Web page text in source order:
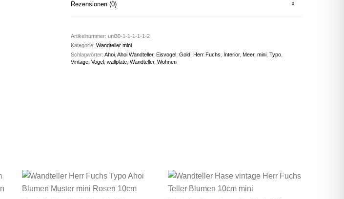
Rezensionen (0)
Artikelnummer: uni30-1-1-1-1-1-2
Kategorie: Wandteller mini
Schlagwörter: Ahoi, Ahoi Wandteller, Eisvogel, Gold, Herr Fuchs Interior, Meer, mini, Typo,
Vintage, Vogel, wallplate, Wandteller, Wohnen